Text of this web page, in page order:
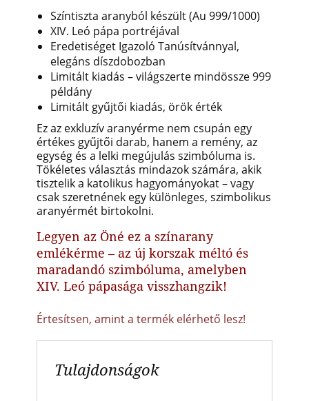
Színtiszta aranyból készült (Au 999/1000)
XIV. Leó pápa portréjával
Eredetiséget Igazoló Tanúsítvánnyal,
elegáns díszdobozban
Limitált kiadás – világszerte mindössze 999
példány
Limitált gyűjtői kiadás, örök érték
Ez az exkluzív aranyérme nem csupán egy
értékes gyűjtői darab, hanem a remény, az
egység és a lelki megújulás szimbóluma is.
Tökéletes választás mindazok számára, akik
tisztelik a katolikus hagyományokat – vagy
csak szeretnének egy különleges, szimbolikus
aranyérmét birtokolni.
Legyen az Öné ez a színarany
emlékérme – az új korszak méltó és
maradandó szimbóluma, amelyben
XIV. Leó pápasága visszhangzik!
Értesítsen, amint a termék elérhető lesz!
Tulajdonságok